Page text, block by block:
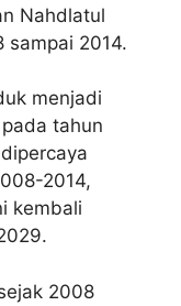
Nahdlatul
sampai 2014.
menjadi
tahun
2014,
kembali
2008